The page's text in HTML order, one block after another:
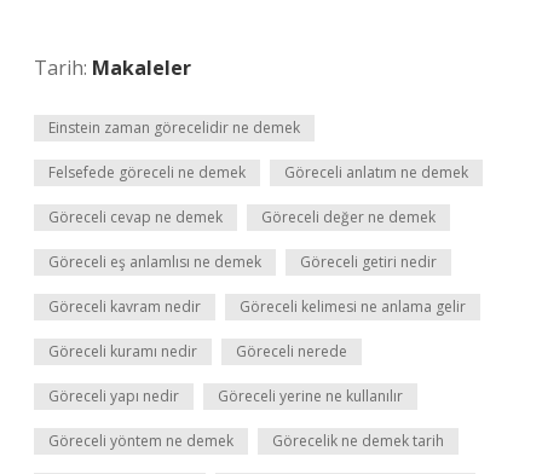
Tarih: Makaleler
Einstein zaman görecelidir ne demek
Felsefede göreceli ne demek Göreceli anlatım ne demek
Göreceli cevap ne demek Göreceli değer ne demek
Göreceli eş anlamlısı ne demek Göreceli getiri nedir
Göreceli kavram nedir Göreceli kelimesi ne anlama gelir
Göreceli kuramı nedir Göreceli nerede
Göreceli yapı nedir Göreceli yerine ne kullanılır
Göreceli yöntem ne demek Görecelik ne demek tarih